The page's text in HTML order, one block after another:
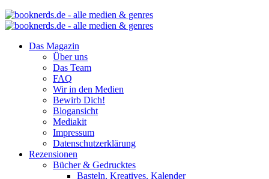
Das Magazin
Über uns
Das Team
FAQ
Wir in den Medien
Bewirb Dich!
Blogansicht
Mediakit
Impressum
Datenschutzerklärung
Rezensionen
Bücher & Gedrucktes
Basteln, Kreatives, Kalender